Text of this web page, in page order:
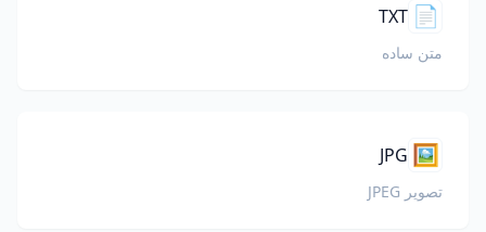
📄
TXT
متن ساده
🖼️
JPG
تصویر JPEG